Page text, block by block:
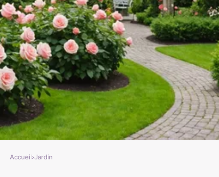
Accueil›Jardin